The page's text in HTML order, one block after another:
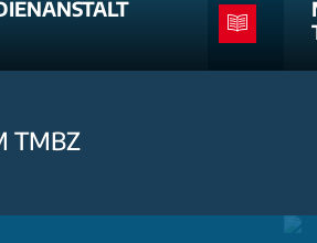
TMBZ